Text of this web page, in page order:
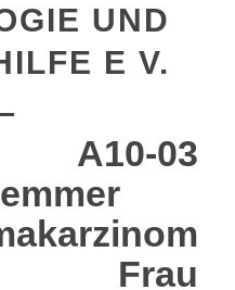
UND
E V.
A10-03